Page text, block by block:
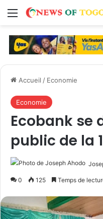
Menu
Accueil / Economie
Economie
Ecobank se
public de la
0 125 Temps de